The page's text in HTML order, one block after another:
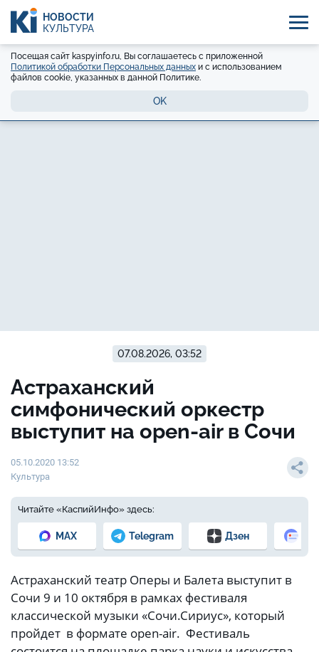
НОВОСТИ
КУЛЬТУРА
Посещая сайт kaspyinfo.ru, Вы соглашаетесь с приложенной
Политикой обработки Персональных данных и с использованием
файлов cookie, указанных в данной Политике.
OK
07.08.2026, 03:52
Астраханский
симфонический оркестр
выступит на оpen-air в Сочи
05.10.2020 13:52
Культура
Читайте «КаспийИнфо» здесь:
MAX Telegram Дзен
Астраханский театр Оперы и Балета выступит в
Сочи 9 и 10 октября в рамках фестиваля
классической музыки «Сочи.Сириус», который
пройдет в формате оpen-air. Фестиваль